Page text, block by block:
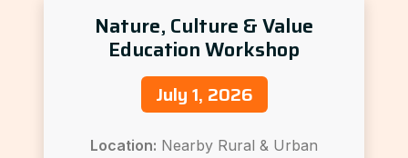
Nature, Culture & Value
Education Workshop
July 1, 2026
Location: Nearby Rural & Urban